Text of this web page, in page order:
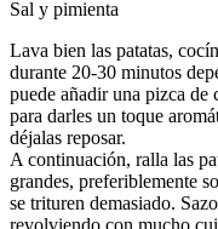
Sal y pimienta
Lava bien las patatas,
durante 20-30 minutos
puede añadir una pizca de
para darles un toque
déjalas reposar.
A continuación, ralla las
grandes, preferiblemente
se trituren demasiado.
revolviendo con mucho